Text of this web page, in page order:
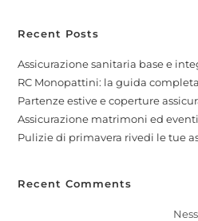
Recent Posts
Assicurazione sanitaria base e
RC Monopattini: la guida completa
Partenze estive e coperture
Assicurazione matrimoni ed eventi
Pulizie di primavera rivedi le tue
Recent Comments